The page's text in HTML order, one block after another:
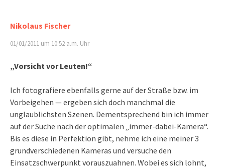
Nikolaus Fischer
01/01/2011 um 10:52 a.m. Uhr
„Vorsicht vor Leuten!“
Ich fotografiere ebenfalls gerne auf der Straße bzw. im
Vorbeigehen — ergeben sich doch manchmal die
unglaublichsten Szenen. Dementsprechend bin ich immer
auf der Suche nach der optimalen „immer-dabei-Kamera“.
Bis es diese in Perfektion gibt, nehme ich eine meiner 3
grundverschiedenen Kameras und versuche den
Einsatzschwerpunkt vorauszuahnen. Wobei es sich lohnt,